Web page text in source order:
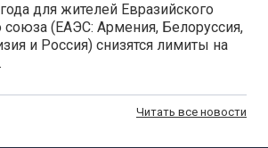
для жителей Евразийского
союза (ЕАЭС: Армения, Белоруссия,
и Россия) снизятся лимиты на
Читать все новости